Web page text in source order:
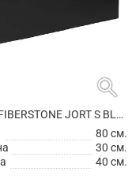
search
КАШПО FIBERSTONE JORT S BLACK
80 см.
30 см.
40 см.